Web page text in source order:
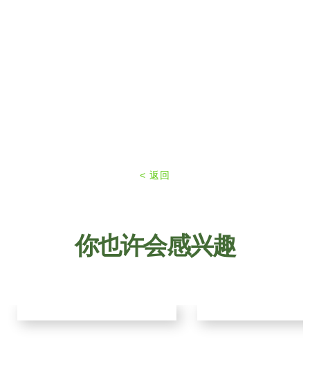
< 返回
你也许会感兴趣